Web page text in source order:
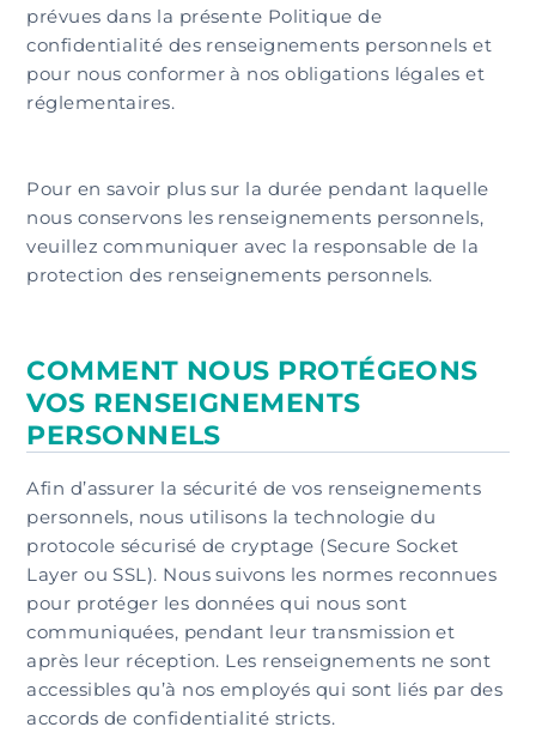
prévues dans la présente Politique de
confidentialité des renseignements personnels et
pour nous conformer à nos obligations légales et
réglementaires.
Pour en savoir plus sur la durée pendant laquelle
nous conservons les renseignements personnels,
veuillez communiquer avec la responsable de la
protection des renseignements personnels.
COMMENT NOUS PROTÉGEONS
VOS RENSEIGNEMENTS
PERSONNELS
Afin d’assurer la sécurité de vos renseignements
personnels, nous utilisons la technologie du
protocole sécurisé de cryptage (Secure Socket
Layer ou SSL). Nous suivons les normes reconnues
pour protéger les données qui nous sont
communiquées, pendant leur transmission et
après leur réception. Les renseignements ne sont
accessibles qu’à nos employés qui sont liés par des
accords de confidentialité stricts.